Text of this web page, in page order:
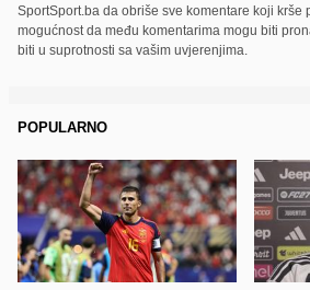
SportSport.ba da obriše sve komentare koji krše
mogućnost da među komentarima mogu biti
biti u suprotnosti sa vašim uvjerenjima.
POPULARNO